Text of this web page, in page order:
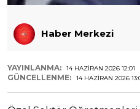
Haber Merkezi
YAYINLANMA: 14 HAZIRAN 2026 12:01
GÜNCELLENME: 14 HAZIRAN 2026